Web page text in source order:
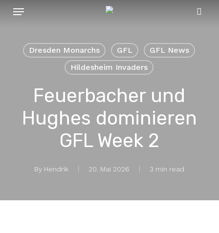
Skip
content
Menu
Dresden Monarchs GFL
GFL News
Hildesheim Invaders
Feuerbacher und
Hughes dominieren
GFL Week 2
By Hendrik 20. Mai 2026 3 min read